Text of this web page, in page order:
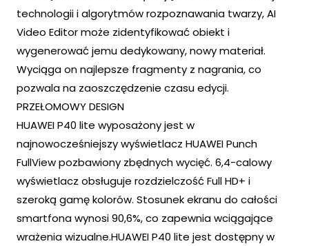
technologii i algorytmów rozpoznawania twarzy, AI
Video Editor może zidentyfikować obiekt i
wygenerować jemu dedykowany, nowy materiał.
Wyciąga on najlepsze fragmenty z nagrania, co
pozwala na zaoszczędzenie czasu edycji.
PRZEŁOMOWY DESIGN
HUAWEI P40 lite wyposażony jest w
najnowocześniejszy wyświetlacz HUAWEI Punch
FullView pozbawiony zbędnych wycięć. 6,4-calowy
wyświetlacz obsługuje rozdzielczość Full HD+ i
szeroką gamę kolorów. Stosunek ekranu do całości
smartfona wynosi 90,6%, co zapewnia wciągające
wrażenia wizualne.HUAWEI P40 lite jest dostępny w